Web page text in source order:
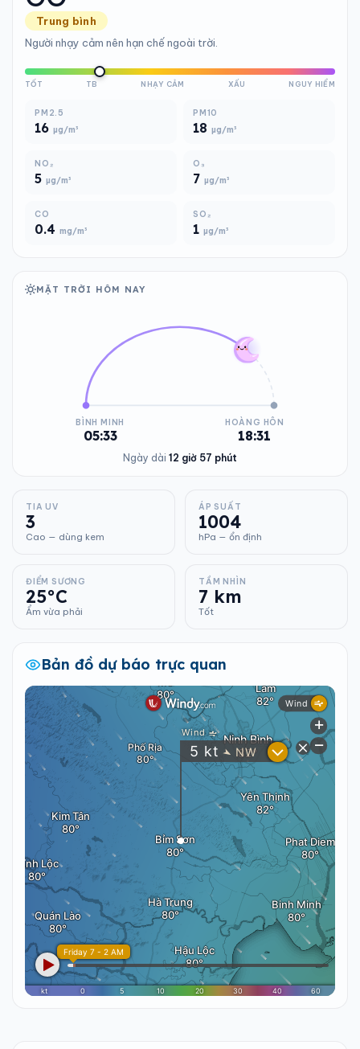
Trung bình
Người nhạy cảm nên hạn chế ngoài trời.
TỐT TB NHẠY CẢM XẤU NGUY HIỂM
PM2.5
16 µg/m³
PM10
18 µg/m³
NO₂
5 µg/m³
O₃
7 µg/m³
CO
0.4 mg/m³
SO₂
1 µg/m³
MẶT TRỜI HÔM NAY
BÌNH MINH
05:33
HOÀNG HÔN
18:31
Ngày dài 12 giờ 57 phút
TIA UV
3
Cao — dùng kem
ÁP SUẤT
1004
hPa — ổn định
ĐIỂM SƯƠNG
25°C
Ẩm vừa phải
TẦM NHÌN
7 km
Tốt
Bản đồ dự báo trực quan